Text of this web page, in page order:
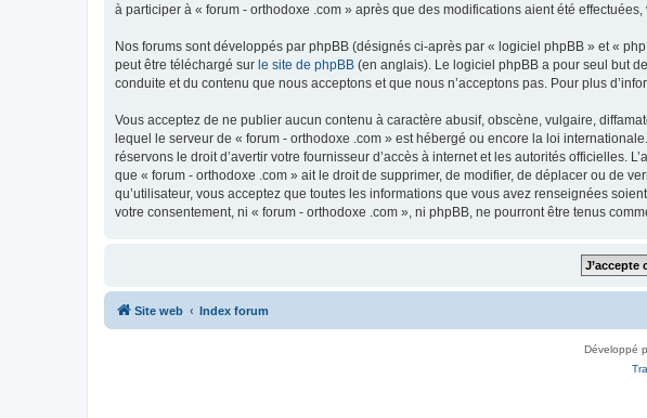
à participer à « forum - orthodoxe .com » après que des modifications aient été
Nos forums sont développés par phpBB (désignés ci-après par « logiciel phpBB » et «
peut être téléchargé sur le site de phpBB (en anglais). Le logiciel phpBB a pour seul but
conduite et du contenu que nous acceptons et que nous n’acceptons pas. Pour plus
Vous acceptez de ne publier aucun contenu à caractère abusif, obscène, vulgaire,
lequel le serveur de « forum - orthodoxe .com » est hébergé ou encore la loi
réservons le droit d’avertir votre fournisseur d’accès à internet et les autorités officielles.
que « forum - orthodoxe .com » ait le droit de supprimer, de modifier, de déplacer ou de
qu’utilisateur, vous acceptez que toutes les informations que vous avez renseignées
votre consentement, ni « forum - orthodoxe .com », ni phpBB, ne pourront être tenus
Site web Index forum
Développé